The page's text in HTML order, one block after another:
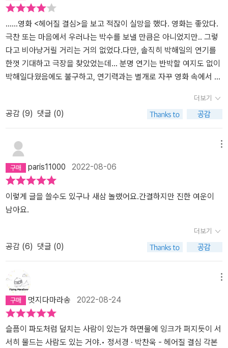
......영화 <헤어질 결심>을 보고 적잖이 실망을 했다. 영화는 좋았다.
극찬 또는 마음에서 우러나는 박수를 보낼 만큼은 아니었지만.. 그렇
다고 비아냥거릴 거리는 거의 없었다.다만, 솔직히 박해일의 연기를
한껏 기대하고 극장을 찾았었는데... 분명 연기는 반박할 여지도 없이
박해일다웠음에도 불구하고, 연기력과는 별개로 자꾸 영화 속에서 박
를 채우지 못한 반발감을 위로하고자 ‘적잖은 실망‘이란 표현을 사용
한 것일 뿐...그럼에도 진한 여운을 남긴 몇몇의 대사들이나 뇌리에 찡
하고 박힌 강렬한 인상의 단어들을 발견한 것은 기대도 않았는데 문
득 선물을 받은 느낌이랄까.그래서 그 대사들과 단어들의 여운과 인
상을 재확인할 겸으로 각본집을 구입하게 됐다. ......올해의 단어를 뽑
아보자면, 뭐니뭐니해도 ‘추앙‘이 아닐는지. 드라마 <나의 해방일지>
의인기도 인기였지만, ˝나를 추앙해요.˝라는 대사는 그야말로 압권이
었고, 얼마나 많은 사람들에 의해 회자되고 있는지 모르겠다. ‘추앙‘이
요...... 완전히 붕괴됐어요.˝ 사랑 때문에 해준이 그토록 철저하게 지
켜왔던 직업적 자부심이 붕괴되었다는 말이 어찌나 강렬했던지...추
앙과 붕괴.이 두 단어를 천천히 곱씹어 보노라면 지금 시대의 사람들
은 참으로 지독히도 외로운가 보다 싶다. 얼마나 많은 상처를 안고 살
기에 극단적인 단어로 한 인간의 정체성을 대변하는 것인지... 어쩌다
사랑과 고통을 대체하는 단어가 이토록 극단적이 되어 버린 것인지...
어쩌다 이토록 그 이상의 단어를 찾을 수 없는 지경에 이른 것이며 이
것이 오히려 적절한 표현이 되어버린 것인지.........📖 (177쪽)날 사랑
한다고 말하는 순간 당신의 사랑이 끝났고당신의 사랑이 끝나는 순간
더보기
공감 (9) 댓글 (0)
paris11000 2022-08-06
이렇게 글을 쓸수도 있구나 새삼 놀랬어요.간결하지만 진한 여운이
남아요.
더보기
공감 (6) 댓글 (0)
멋지다마라송 2022-08-24
슬픔이 파도처럼 덮치는 사람이 있는가 하면물에 잉크가 퍼지듯이 서
서히 물드는 사람도 있는 거야.• 정서경 · 박찬욱 - 헤어질 결심 각본